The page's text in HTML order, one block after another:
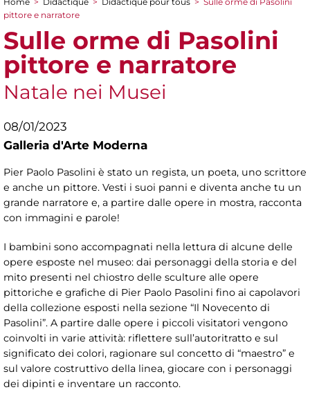
You are here
pittore e narratore
Sulle orme di Pasolini
pittore e narratore
Natale nei Musei
08/01/2023
Galleria d'Arte Moderna
Pier Paolo Pasolini è stato un regista, un poeta, uno scrittore
e anche un pittore. Vesti i suoi panni e diventa anche tu un
grande narratore e, a partire dalle opere in mostra, racconta
con immagini e parole!
I bambini sono accompagnati nella lettura di alcune delle
opere esposte nel museo: dai personaggi della storia e del
mito presenti nel chiostro delle sculture alle opere
pittoriche e grafiche di Pier Paolo Pasolini fino ai capolavori
della collezione esposti nella sezione “Il Novecento di
Pasolini”. A partire dalle opere i piccoli visitatori vengono
coinvolti in varie attività: riflettere sull’autoritratto e sul
significato dei colori, ragionare sul concetto di “maestro” e
sul valore costruttivo della linea, giocare con i personaggi
dei dipinti e inventare un racconto.